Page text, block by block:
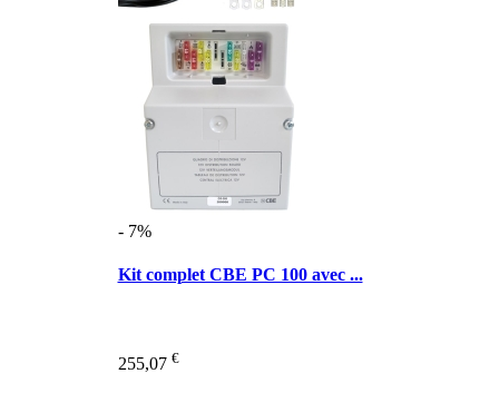
- 7%
Kit complet CBE PC 100 avec ...
255,07 €